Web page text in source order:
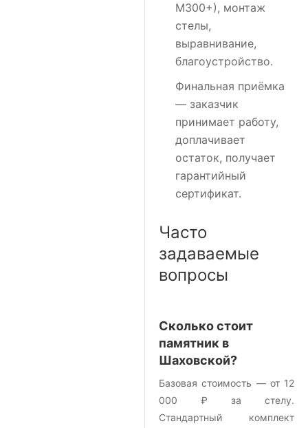
М300+), монтаж
стелы,
выравнивание,
благоустройство.
Финальная приёмка
— заказчик
принимает работу,
доплачивает
остаток, получает
гарантийный
сертификат.
Часто
задаваемые
вопросы
Сколько стоит
памятник в
Шаховской?
Базовая стоимость — от 12
000 ₽ за стелу.
Стандартный комплект